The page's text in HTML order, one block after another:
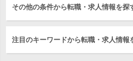
その他の条件から転職・求人情報を探
注目のキーワードから転職・求人情報